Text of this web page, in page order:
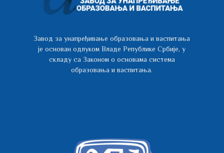
Завод за унапређивање образовања и васпитања
је основан одлуком Владе Републике Србије, у
складу са Законом о основама система
образовања и васпитања.